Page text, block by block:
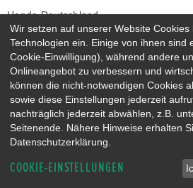
Honda Deutschland
Neuwagen
Honda Neuwagen
Gebrauchtwagen
Honda Gebrauchtwagen
Honda Vorführwagen
Gesamtbestand
NEUWAGENMODELLE
HONDA JAZZ E:HEV
HONDA
HONDA
Wir setzen auf unserer Website Cookies
Technologien ein. Einige von ihnen sind
Cookie-Einwilligung), während andere
Onlineangebot zu verbessern und
können die nicht-notwendigen Cookies
sowie diese Einstellungen jederzeit
nachträglich jederzeit abwählen, z.B.
Seitenende. Nähere Hinweise erhalten
Datenschutzerklärung.
COOKIE-EINSTELLUNGEN